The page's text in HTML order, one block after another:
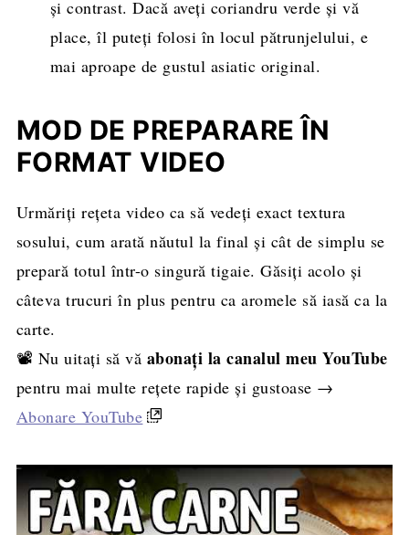
și contrast. Dacă aveți coriandru verde și vă
place, îl puteți folosi în locul pătrunjelului, e
mai aproape de gustul asiatic original.
MOD DE PREPARARE ÎN
FORMAT VIDEO
Urmăriți rețeta video ca să vedeți exact textura
sosului, cum arată năutul la final și cât de simplu se
prepară totul într-o singură tigaie. Găsiți acolo și
câteva trucuri în plus pentru ca aromele să iasă ca la
carte.
📽️ Nu uitați să vă abonați la canalul meu YouTube
pentru mai multe rețete rapide și gustoase →
Abonare YouTube